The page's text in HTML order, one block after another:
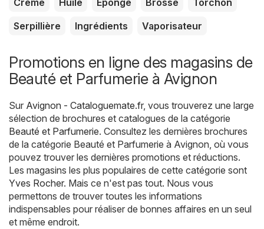
Crème
Huile Eponge Brosse
Torchon
Serpillière
Ingrédients Vaporisateur
Promotions en ligne des magasins de
Beauté et Parfumerie à Avignon
Sur Avignon - Cataloguemate.fr, vous trouverez une large
sélection de brochures et catalogues de la catégorie
Beauté et Parfumerie. Consultez les dernières brochures
de la catégorie Beauté et Parfumerie à Avignon, où vous
pouvez trouver les dernières promotions et réductions.
Les magasins les plus populaires de cette catégorie sont
Yves Rocher. Mais ce n'est pas tout. Nous vous
permettons de trouver toutes les informations
indispensables pour réaliser de bonnes affaires en un seul
et même endroit.